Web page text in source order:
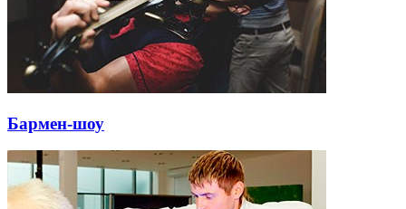
Бармен-шоу